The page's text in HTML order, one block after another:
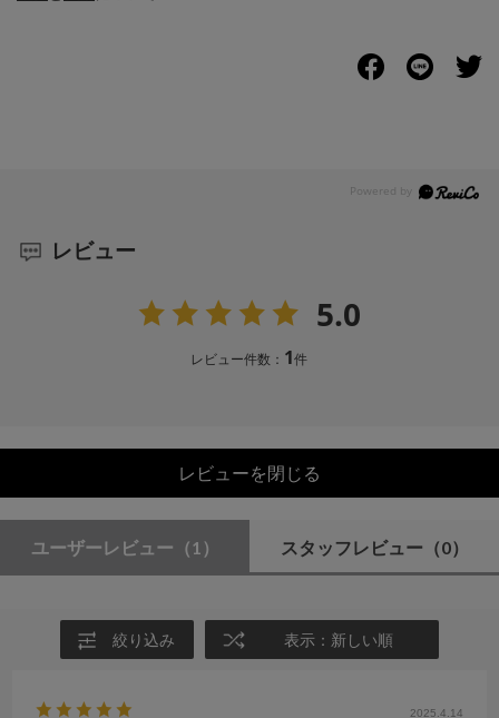
レビュー
5.0
レビュー件数： 1件
レビューを閉じる
ユーザーレビュー （1） スタッフレビュー （0）
絞り込み 表示：新しい順
2025.4.14